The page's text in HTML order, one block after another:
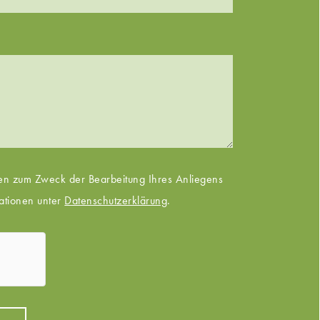
zum Zweck der Bearbeitung Ihres Anliegens
unter Datenschutzerklärung.